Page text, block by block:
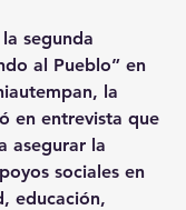
segunda
al Pueblo” en
, la
en entrevista que
asegurar la
sociales en
educación,